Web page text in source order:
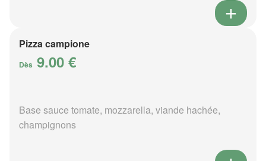
Pizza campione
Dès 9.00 €
Base sauce tomate, mozzarella, viande hachée,
champignons